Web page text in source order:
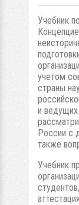
Учебник
учетом
страны
и
России с
также
Учебник